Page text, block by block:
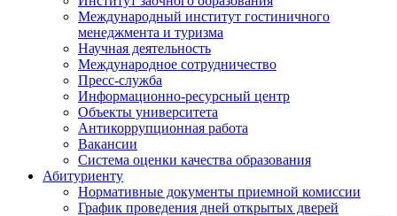
Международный институт гостиничного
менеджмента и туризма
Научная деятельность
Международное сотрудничество
Пресс-служба
Информационно-ресурсный центр
Объекты университета
Антикоррупционная работа
Вакансии
Система оценки качества образования
Абитуриенту
Нормативные документы приемной комиссии
График проведения дней открытых дверей